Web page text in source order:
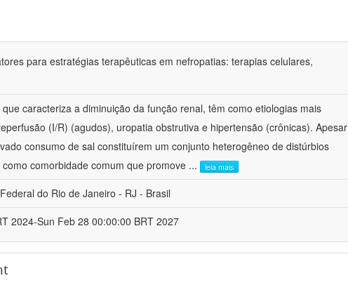
para estratégias terapêuticas em nefropatias: terapias celulares,
caracteriza a diminuição da função renal, têm como etiologias mais
(I/R) (agudos), uropatia obstrutiva e hipertensão (crônicas). Apesar
consumo de sal constituírem um conjunto heterogêneo de distúrbios
comorbidade comum que promove ... leia mais
do Rio de Janeiro - RJ - Brasil
2024-Sun Feb 28 00:00:00 BRT 2027